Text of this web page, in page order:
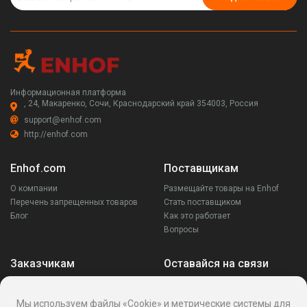
Информационная платформа
, 24, Макаренко, Сочи, Краснодарский край 354003, Россия
support@enhof.com
http://enhof.com
Enhof.com
О компании
Перечень запрещенных товаров
Блог
Поставщикам
Размещайте товары на Enhof
Стать поставщиком
Как это работает
Вопросы
Заказчикам Оставайся на связи
Мы используем файлы «Cookie» и метрические системы для